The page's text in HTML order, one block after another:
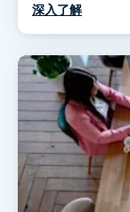
深入了解